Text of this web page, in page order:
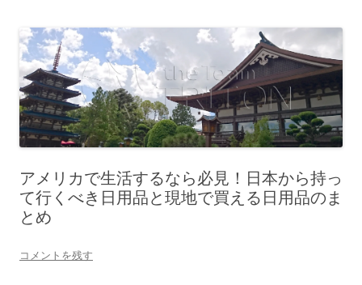
アメリカで生活するなら必見！日本から持っ
て行くべき日用品と現地で買える日用品のま
とめ
コメントを残す